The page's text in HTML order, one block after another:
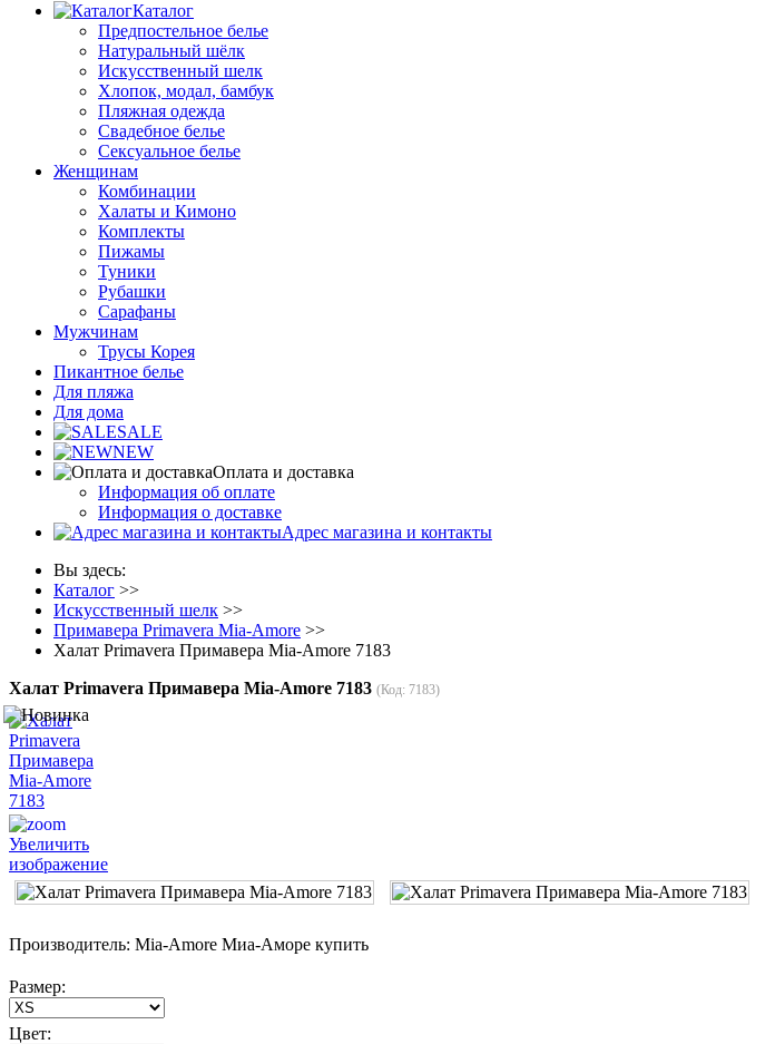
Каталог
Предпостельное белье
Натуральный шёлк
Искусственный шелк
Хлопок, модал, бамбук
Пляжная одежда
Свадебное белье
Сексуальное белье
Женщинам
Комбинации
Халаты и Кимоно
Комплекты
Пижамы
Туники
Рубашки
Сарафаны
Мужчинам
Трусы Корея
Пикантное белье
Для пляжа
Для дома
SALE
NEW
Оплата и доставка
Информация об оплате
Информация о доставке
Адрес магазина и контакты
Вы здесь:
Каталог >>
Искусственный шелк >>
Примавера Primavera Mia-Amore >>
Халат Primavera Примавера Mia-Amore 7183
Халат Primavera Примавера Mia-Amore 7183 (Код: 7183)
Увеличить
изображение
Производитель: Mia-Amore Миа-Аморе купить
Размер:
Цвет: